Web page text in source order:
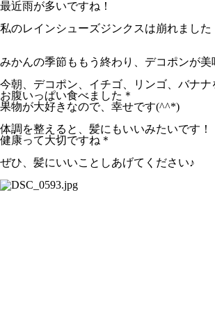
最近雨が多いですね！
私のレインシューズジンクスは崩れました
みかんの季節ももう終わり、デコポンが
今朝、デコポン、イチゴ、リンゴ、バナナ
お腹いっぱい食べました＊
果物が大好きなので、幸せです(^^*)
体調を整えると、髪にもいいみたいです！
健康って大切ですね＊
ぜひ、髪にいいことしあげてください♪